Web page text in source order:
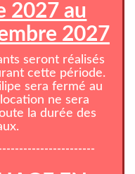
2027 au
2027
seront réalisés
cette période.
sera fermé au
ne sera
la durée des